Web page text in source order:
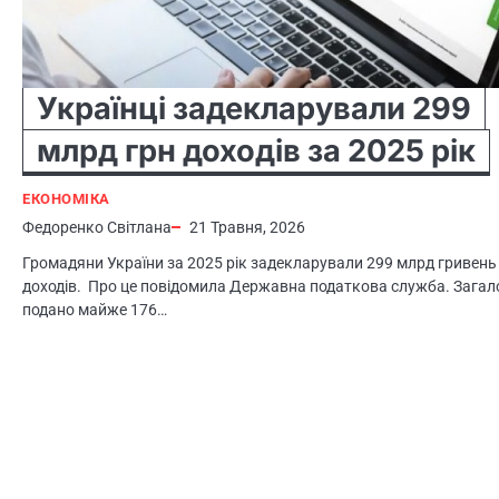
Українці задекларували 299
млрд грн доходів за 2025 рік
ЕКОНОМІКА
Федоренко Світлана
21 Травня, 2026
Громадяни України за 2025 рік задекларували 299 млрд гривень
доходів. Про це повідомила Державна податкова служба.
подано майже 176…